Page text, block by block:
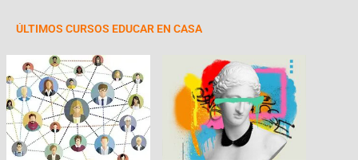
ÚLTIMOS CURSOS EDUCAR EN CASA